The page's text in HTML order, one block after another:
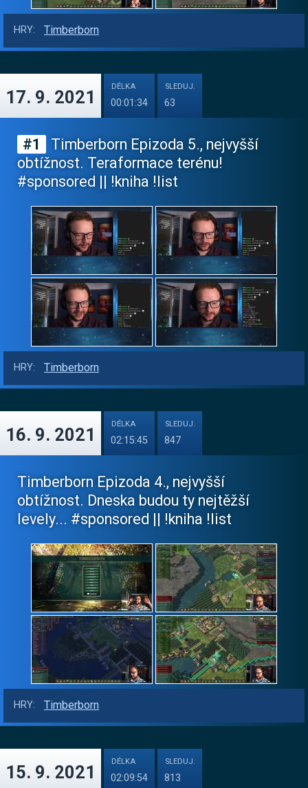
HRY: Timberborn
17. 9. 2021
DÉLKA
00:01:34
SLEDUJ.
63
#1
Timberborn Epizoda 5., nejvyšší
obtížnost. Teraformace terénu!
#sponsored || !kniha !list
HRY: Timberborn
16. 9. 2021
DÉLKA
02:15:45
SLEDUJ.
847
Timberborn Epizoda 4., nejvyšší
obtížnost. Dneska budou ty nejtěžší
levely... #sponsored || !kniha !list
HRY: Timberborn
15. 9. 2021
DÉLKA
02:09:54
SLEDUJ.
813